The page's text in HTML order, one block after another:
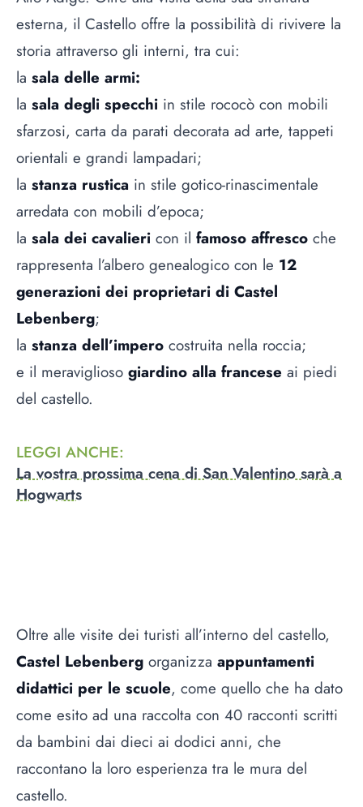
esterna, il Castello offre la possibilità di rivivere la
storia attraverso gli interni, tra cui:
la sala delle armi:
la sala degli specchi in stile rococò con mobili
sfarzosi, carta da parati decorata ad arte, tappeti
orientali e grandi lampadari;
la stanza rustica in stile gotico-rinascimentale
arredata con mobili d’epoca;
la sala dei cavalieri con il famoso affresco che
rappresenta l’albero genealogico con le 12
generazioni dei proprietari di Castel
Lebenberg;
la stanza dell’impero costruita nella roccia;
e il meraviglioso giardino alla francese ai piedi
del castello.
LEGGI ANCHE:
La vostra prossima cena di San Valentino sarà a
Hogwarts
Oltre alle visite dei turisti all’interno del castello,
Castel Lebenberg organizza appuntamenti
didattici per le scuole, come quello che ha dato
come esito ad una raccolta con 40 racconti scritti
da bambini dai dieci ai dodici anni, che
raccontano la loro esperienza tra le mura del
castello.